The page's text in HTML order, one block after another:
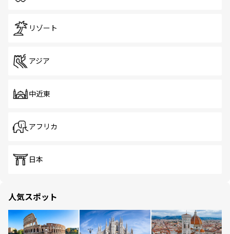
リゾート
アジア
中近東
アフリカ
日本
人気スポット